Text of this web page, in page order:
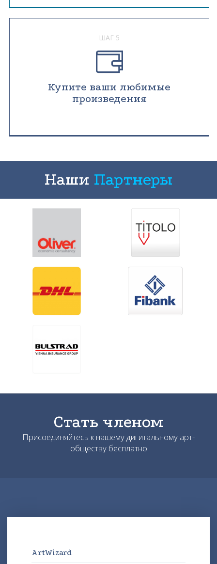
ШАГ 5
Купите ваши любимые
произведения
Наши Партнеры
Стать членом
Присоединяйтесь к нашему дигитальному арт-
обществу бесплатно
ArtWizard